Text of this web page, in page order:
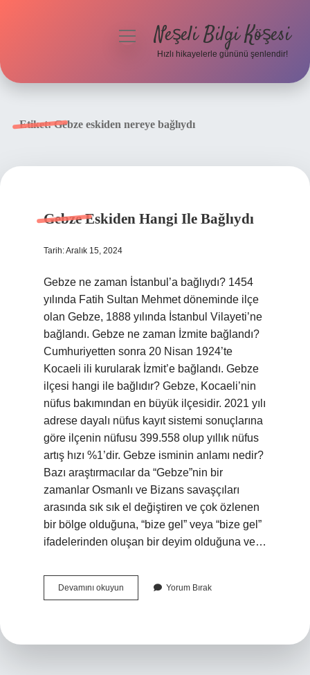
menüyüNeşeli Bilgi Köşesi
Hızlı hikayelerle gününü şenlendir!
Etiket:Gebze eskiden nereye bağlıydı
Gebze Eskiden Hangi Ile Bağlıydı
Tarih: Aralık 15, 2024
Gebze ne zaman İstanbul’a bağlıydı? 1454
yılında Fatih Sultan Mehmet döneminde ilçe
olan Gebze, 1888 yılında İstanbul Vilayeti’ne
bağlandı. Gebze ne zaman İzmite bağlandı?
Cumhuriyetten sonra 20 Nisan 1924’te
Kocaeli ili kurularak İzmit’e bağlandı. Gebze
ilçesi hangi ile bağlıdır? Gebze, Kocaeli’nin
nüfus bakımından en büyük ilçesidir. 2021 yılı
adrese dayalı nüfus kayıt sistemi sonuçlarına
göre ilçenin nüfusu 399.558 olup yıllık nüfus
artış hızı %1’dir. Gebze isminin anlamı nedir?
Bazı araştırmacılar da “Gebze”nin bir
zamanlar Osmanlı ve Bizans savaşçıları
arasında sık sık el değiştiren ve çok özlenen
bir bölge olduğuna, “bize gel” veya “bize gel”
ifadelerinden oluşan bir deyim olduğuna ve…
Devamını okuyun
Eskiden
Yorum Bırak